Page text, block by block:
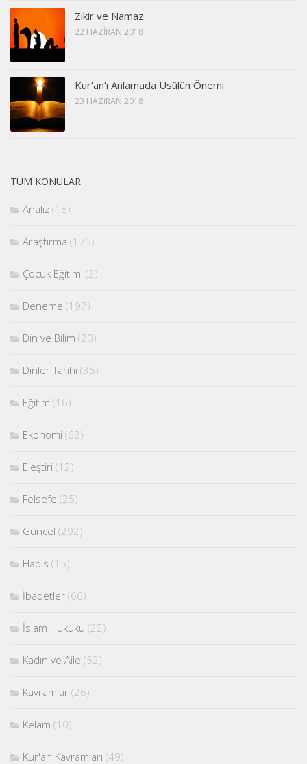
Zikir ve Namaz
22 HAZIRAN 2018
Kur’an’ı Anlamada Usûlün Önemi
23 HAZIRAN 2018
TÜM KONULAR
Analiz (18)
Araştırma (175)
Çocuk Eğitimi (2)
Deneme (197)
Din ve Bilim (20)
Dinler Tarihi (35)
Eğitim (16)
Ekonomi (62)
Eleştiri (12)
Felsefe (25)
Güncel (292)
Hadis (15)
İbadetler (66)
İslam Hukuku (22)
Kadın ve Aile (52)
Kavramlar (26)
Kelam (10)
Kur'an Kavramları (49)